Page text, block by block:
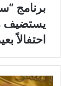
برنامج
يستضيف
احتفالاً